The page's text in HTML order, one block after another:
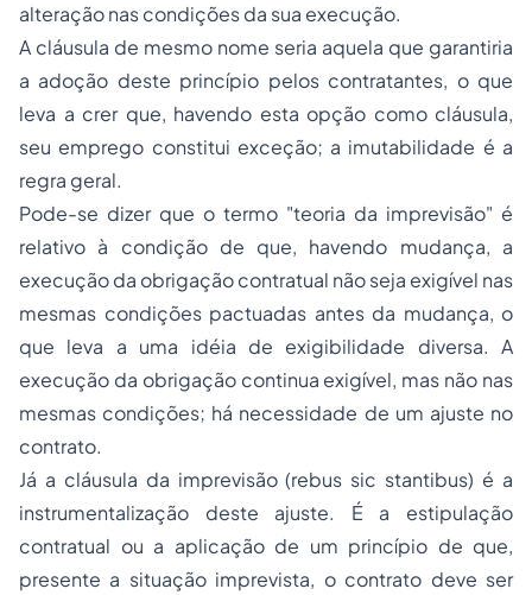
alteração nas condições da sua execução.
A cláusula de mesmo nome seria aquela que garantiria
a adoção deste princípio pelos contratantes, o que
leva a crer que, havendo esta opção como cláusula,
seu emprego constitui exceção; a imutabilidade é a
regra geral.
Pode-se dizer que o termo "teoria da imprevisão" é
relativo à condição de que, havendo mudança, a
execução da obrigação contratual não seja exigível nas
mesmas condições pactuadas antes da mudança, o
que leva a uma idéia de exigibilidade diversa. A
execução da obrigação continua exigível, mas não nas
mesmas condições; há necessidade de um ajuste no
contrato.
Já a cláusula da imprevisão (rebus sic stantibus) é a
instrumentalização deste ajuste. É a estipulação
contratual ou a aplicação de um princípio de que,
presente a situação imprevista, o contrato deve ser